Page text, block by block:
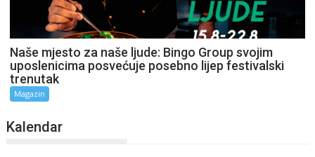
Naše mjesto za naše ljude: Bingo Group svojim
uposlenicima posvećuje posebno lijep festivalski
trenutak
Magazin
Kalendar